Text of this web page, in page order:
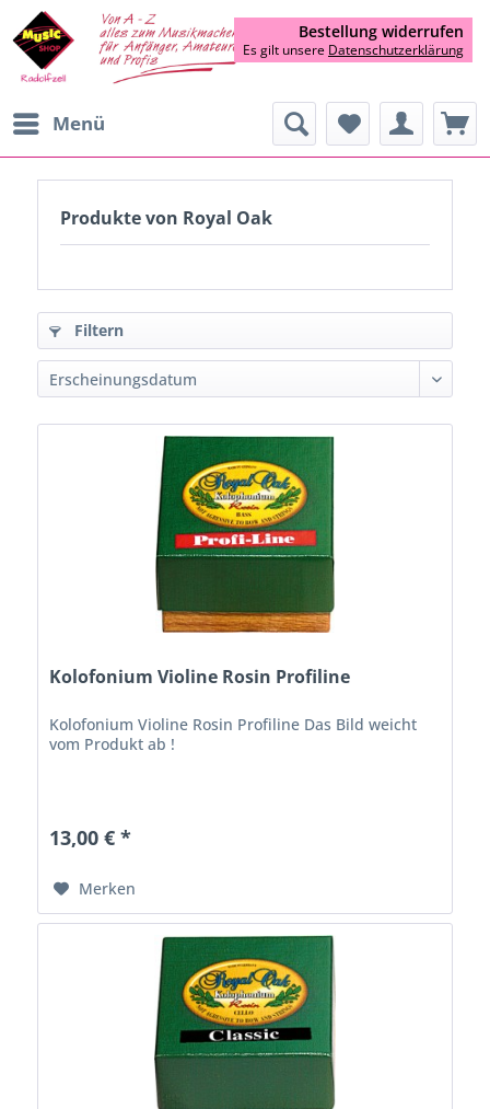
Menü
Produkte von Royal Oak
Filtern
Kolofonium Violine Rosin Profiline
Kolofonium Violine Rosin Profiline Das Bild weicht
vom Produkt ab !
13,00 € *
Merken
Bestellung widerrufen
Es gilt unsere Datenschutzerklärung